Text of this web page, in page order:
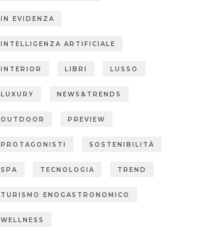
IN EVIDENZA
INTELLIGENZA ARTIFICIALE
INTERIOR LIBRI LUSSO
LUXURY NEWS&TRENDS
OUTDOOR PREVIEW
PROTAGONISTI SOSTENIBILITÀ
SPA TECNOLOGIA TREND
TURISMO ENOGASTRONOMICO
WELLNESS